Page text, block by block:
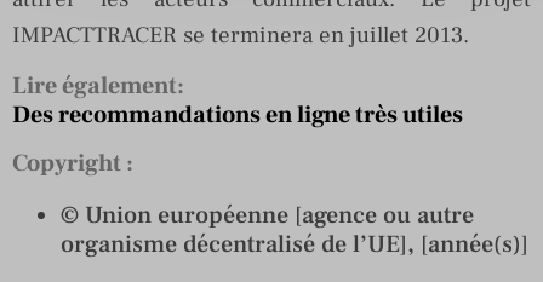
IMPACTTRACER se terminera en juillet 2013.
Lire également:
Des recommandations en ligne très utiles
Copyright :
© Union européenne [agence ou autre
organisme décentralisé de l’UE], [année(s)]